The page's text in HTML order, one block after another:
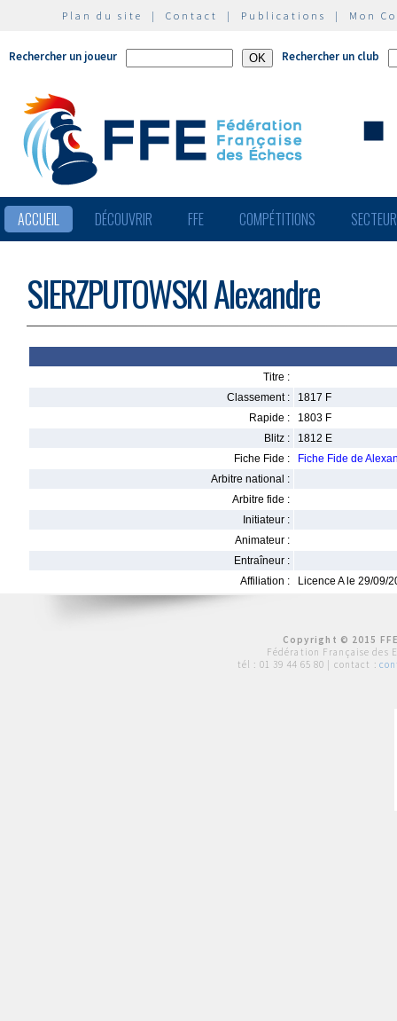
Plan du site | Contact | Publications | Mon
Rechercher un joueur Rechercher un club
ACCUEIL DÉCOUVRIR FFE COMPÉTITIONS
SIERZPUTOWSKI Alexandre
Titre :
Classement :
1817 F
Rapide :
1803 F
Blitz :
1812 E
Fiche Fide :
Fiche Fide de
Arbitre national :
Arbitre fide :
Initiateur :
Animateur :
Entraîneur :
Affiliation :
Licence A le 29/09/
Copyright © 2015
Fédération Française des
tél : 01 39 44 65 80 | contact :